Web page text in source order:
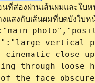
องผ่านเส้นผมและใบหน้
สงกับเส้นผมที่บดบังใบห
vertical
close-up
through
the face